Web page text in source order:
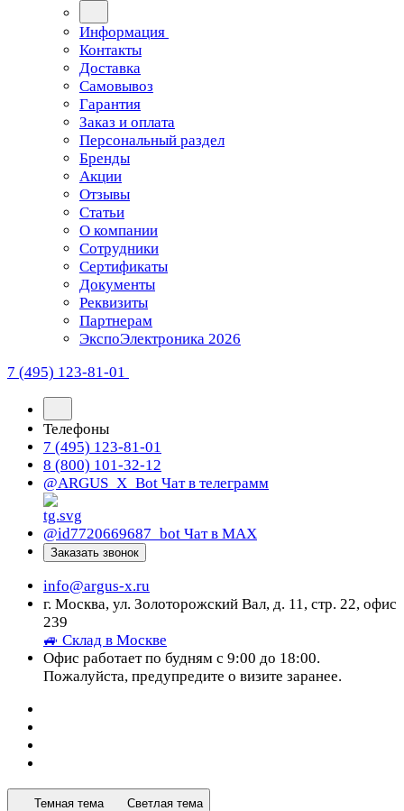
Информация
Контакты
Доставка
Самовывоз
Гарантия
Заказ и оплата
Персональный раздел
Бренды
Акции
Отзывы
Статьи
О компании
Сотрудники
Сертификаты
Документы
Реквизиты
Партнерам
ЭкспоЭлектроника 2026
7 (495) 123-81-01
Телефоны
7 (495) 123-81-01
8 (800) 101-32-12
@ARGUS_X_Bot Чат в телеграмм
@id7720669687_bot Чат в МАХ
Заказать звонок
info@argus-x.ru
г. Москва, ул. Золоторожский Вал, д. 11, стр. 22, офис
239
🚙 Склад в Москве
Офис работает по будням с 9:00 до 18:00.
Пожалуйста, предупредите о визите заранее.
Темная тема Светлая тема